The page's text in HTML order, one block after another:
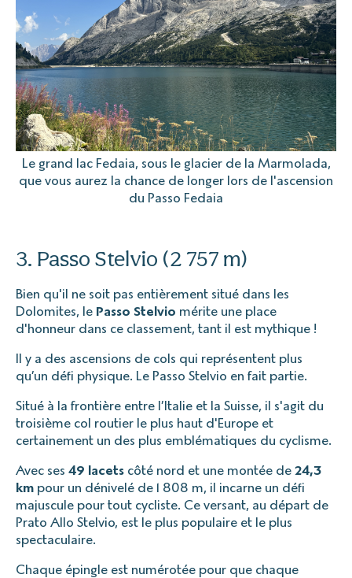
Le grand lac Fedaia, sous le glacier de la Marmolada,
que vous aurez la chance de longer lors de l'ascension
du Passo Fedaia
3. Passo Stelvio (2 757 m)
Bien qu'il ne soit pas entièrement situé dans les
Dolomites, le Passo Stelvio mérite une place
d'honneur dans ce classement, tant il est mythique !
Il y a des ascensions de cols qui représentent plus
qu’un défi physique. Le Passo Stelvio en fait partie.
Situé à la frontière entre l’Italie et la Suisse, il s'agit du
troisième col routier le plus haut d'Europe et
certainement un des plus emblématiques du cyclisme.
Avec ses 49 lacets côté nord et une montée de 24,3
km pour un dénivelé de 1 808 m, il incarne un défi
majuscule pour tout cycliste. Ce versant, au départ de
Prato Allo Stelvio, est le plus populaire et le plus
spectaculaire.
Chaque épingle est numérotée pour que chaque